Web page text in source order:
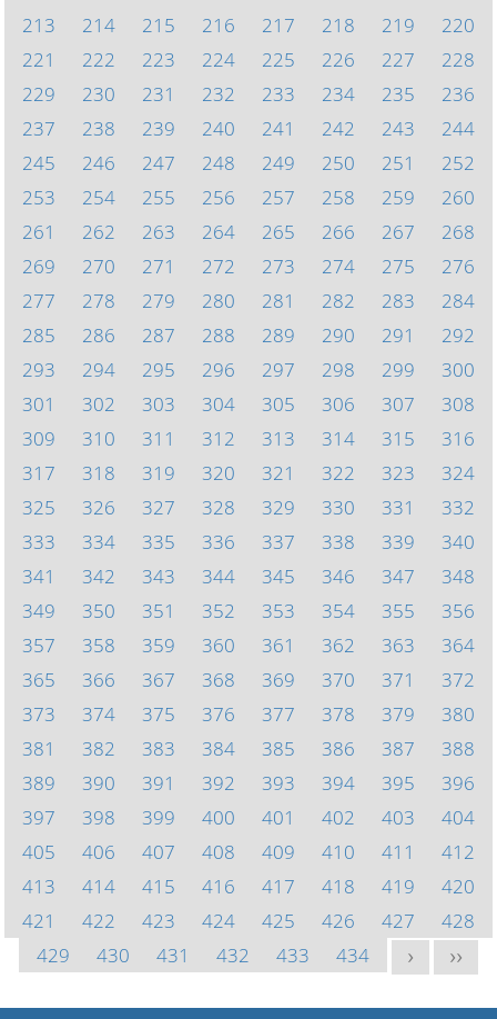
213
214 215 216 217 218 219
220
221
222 223 224 225 226 227
228
229
230 231 232 233 234 235
236
237
238 239 240 241 242 243
244
245
246 247 248 249 250 251
252
253
254 255 256 257 258 259
260
261
262 263 264 265 266 267
268
269
270 271 272 273 274 275
276
277
278 279 280 281 282 283
284
285
286 287 288 289 290 291
292
293
294 295 296 297 298 299
300
301
302 303 304 305 306 307
308
309
310 311 312 313 314 315
316
317
318 319 320 321 322 323
324
325
326 327 328 329 330 331
332
333
334 335 336 337 338 339
340
341
342 343 344 345 346 347
348
349
350 351 352 353 354 355
356
357
358 359 360 361 362 363
364
365
366 367 368 369 370 371
372
373
374 375 376 377 378 379
380
381
382 383 384 385 386 387
388
389
390 391 392 393 394 395
396
397
398 399 400 401 402 403
404
405
406 407 408 409 410 411
412
413
414 415 416 417 418 419
420
421
422 423 424 425 426 427
428
429
430 431 432 433 434 > >>